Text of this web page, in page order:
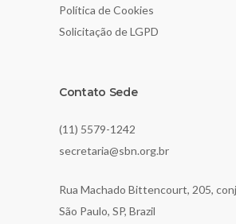
Política de Cookies
Solicitação de LGPD
Contato Sede
(11) 5579-1242
secretaria@sbn.org.br
Rua Machado Bittencourt, 205,
São Paulo, SP, Brazil